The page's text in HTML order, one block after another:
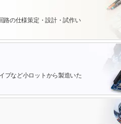
路の仕様策定・設計・試作い
プなど小ロットから製造いた